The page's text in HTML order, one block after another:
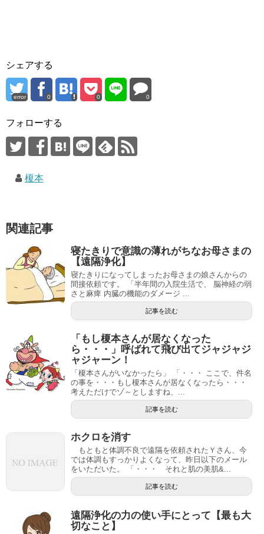
シェアする
error 0 0 0
フォローする
榎本
関連記事
寝たきりで意識の薄れがちなお母さまの
【遠隔浄化】
寝たきりになってしまったお母さまの娘さんからの
間接依頼です。 「半年間の入院生活で、 脳神経の弱
さと麻痺 内臓の機能のダメージ ...
記事を読む
「もし榎本さんが居なくなった
ら・・・」呼ばれて飛び出てジャジャジ
ャジャーン！
「榎本さんがいなかったら」 「・・・ ここで、件名
の事を・・・もし榎本さんが居なくなったら・・・
考えただけでゾ～としますね、...
記事を読む
ホクロを消す
もともと体調不良で遠隔を依頼されたＹさん、今
では体調もすっかりよくなって、昨日以下のメール
をいただいた。 「・・・ それと肌の美肌&...
記事を読む
遠隔浄化の力の使い手にとって【最も大
切なこと】